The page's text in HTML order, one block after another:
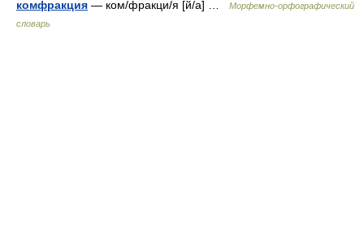
комфракция — ком/фракци/я [й/а] …
Морфемно-орфографический
словарь